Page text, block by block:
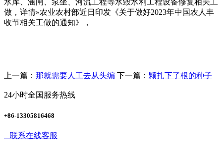
水库、涵闸、泵坐、河流工程等水毁水利工程设备修复相关工
做，详情»农业农村部近日印发《关于做好2023年中国农人丰
收节相关工做的通知》，
上一篇： 那就需要人工去从头编 下一篇： 颗扎下了根的种子
24小时全国服务热线
+86-13305816468
联系在线客服